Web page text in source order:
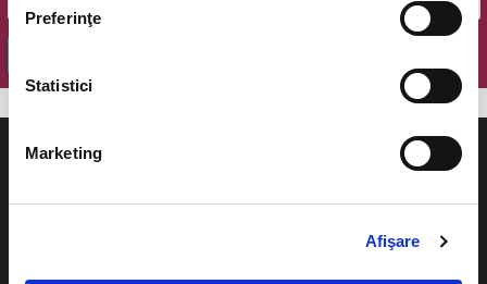
Preferinţe
Statistici
Marketing
Afişare